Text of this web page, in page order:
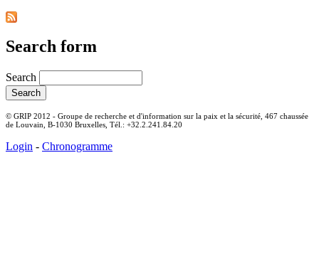
Search form
Search
© GRIP 2012 - Groupe de recherche et d'information sur la paix et la sécurité, 467 chaussée
de Louvain, B-1030 Bruxelles, Tél.: +32.2.241.84.20
Login - Chronogramme